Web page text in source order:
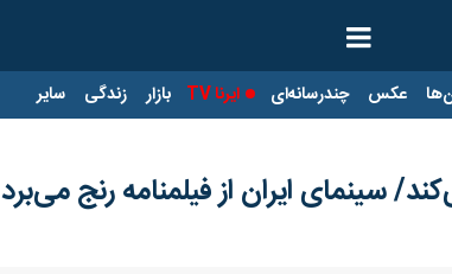
عکس چندرسانه‌ای ایرنا TV بازار زندگی سایر
سینمای ایران از فیلمنامه رنج می‌برد